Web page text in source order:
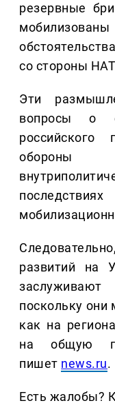
резервные
со стороны
Эти
вопросы о
российского
развитий на
заслуживают
поскольку они
как на
на общую
пишет news.ru.
Есть жалобы?